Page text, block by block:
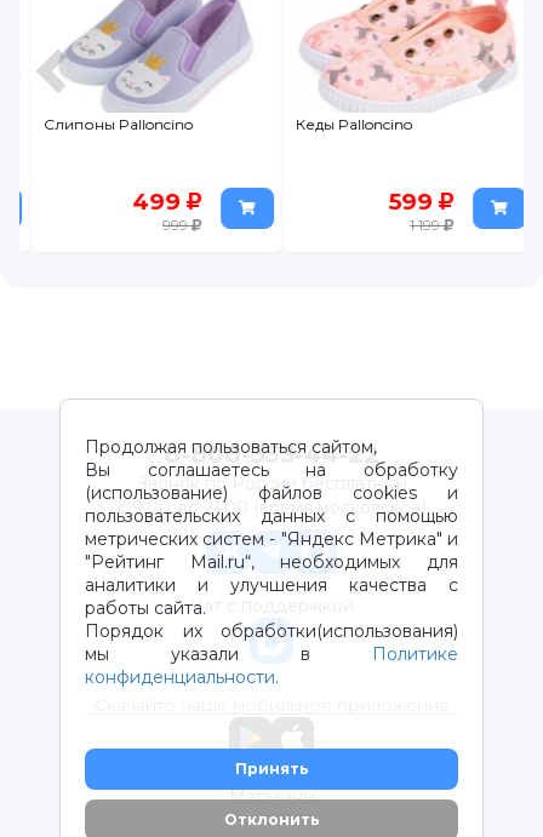
Слипоны Palloncino
499
999
Кеды Palloncino
599
1 199
Продолжая пользоваться сайтом,
Вы соглашаетесь на обработку
(использование) файлов cookies и
пользовательских данных с помощью
метрических систем - "Яндекс Метрика" и
"Рейтинг Mail.ru“, необходимых для
аналитики и улучшения качества с
работы сайта.
Порядок их обработки(использования)
мы указали в
Политике
конфиденциальности.
Принять
Отклонить
8-800-333-44-22
Звонок по России бесплатный
с 9:00 до 21:00 (время московское)
Чат с поддержкой
Магазины